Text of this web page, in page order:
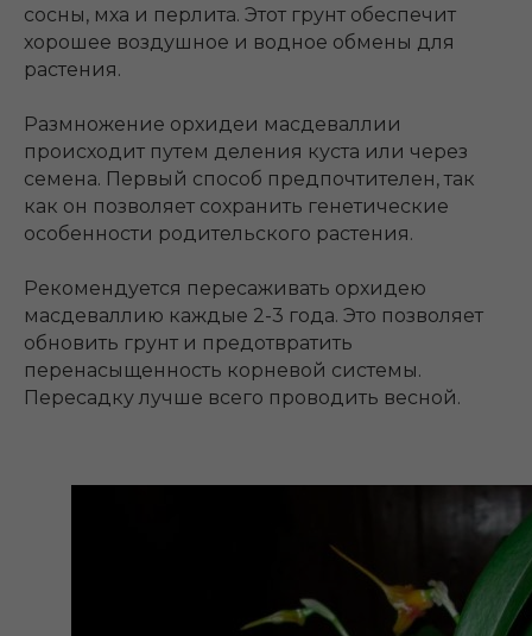
сосны, мха и перлита. Этот грунт обеспечит
хорошее воздушное и водное обмены для
растения.
Размножение орхидеи масдеваллии
происходит путем деления куста или через
семена. Первый способ предпочтителен, так
как он позволяет сохранить генетические
особенности родительского растения.
Рекомендуется пересаживать орхидею
масдеваллию каждые 2-3 года. Это позволяет
обновить грунт и предотвратить
перенасыщенность корневой системы.
Пересадку лучше всего проводить весной.